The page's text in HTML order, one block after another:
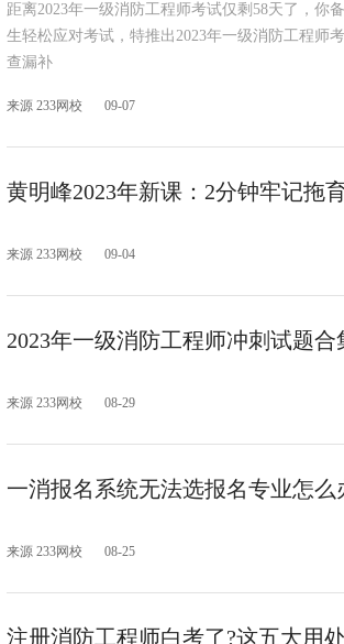
距离2023年一级消防工程师考试仅剩58天了，你
生轻松应对考试，特推出2023年一级消防工程师
查漏补
来源 233网校 09-07
黄明峰2023年新课：2分钟牢记拖
来源 233网校 09-04
2023年一级消防工程师冲刺试题合
来源 233网校 08-29
一消报名系统无法选报名专业怎么
来源 233网校 08-25
注册消防工程师白考了?这五大用